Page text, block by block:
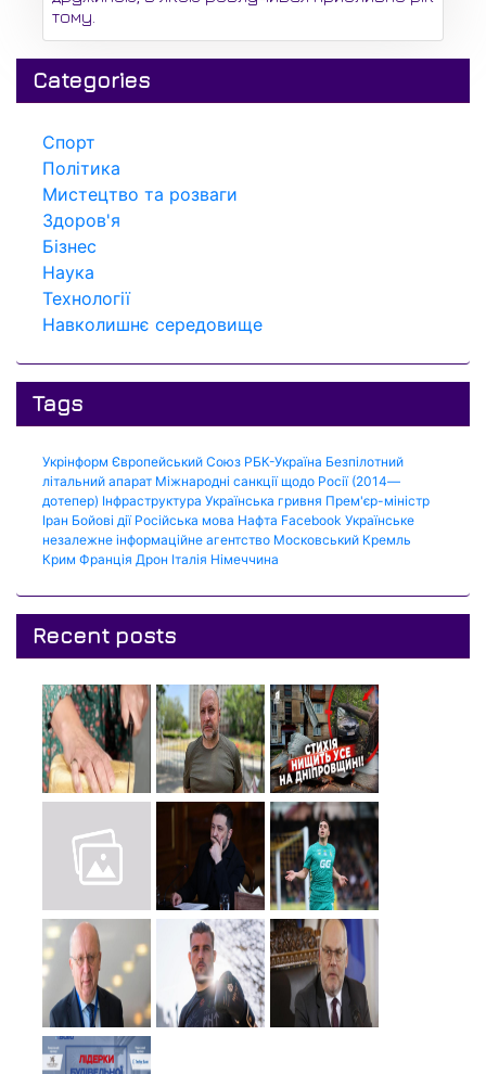
тому.
Categories
Спорт
Політика
Мистецтво та розваги
Здоров'я
Бізнес
Наука
Технології
Навколишнє середовище
Tags
Укрінформ Європейський Союз РБК-Україна Безпілотний
літальний апарат Міжнародні санкції щодо Росії (2014—
дотепер) Інфраструктура Українська гривня Прем'єр-міністр
Іран Бойові дії Російська мова Нафта Facebook Українське
незалежне інформаційне агентство Московський Кремль
Крим Франція Дрон Італія Німеччина
Recent posts